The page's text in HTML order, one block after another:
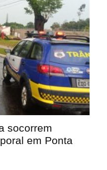
socorrem
em Ponta